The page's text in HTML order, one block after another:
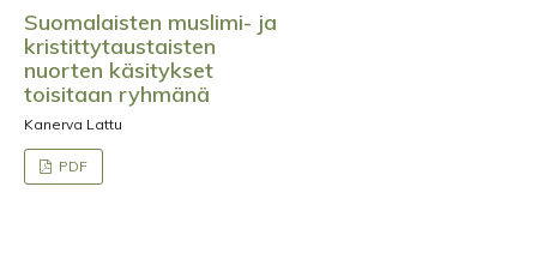
Suomalaisten muslimi- ja
kristittytaustaisten
nuorten käsitykset
toisitaan ryhmänä
Kanerva Lattu
PDF